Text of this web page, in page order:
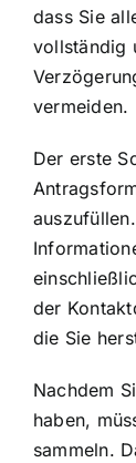
dass Sie
vollständig
vermeiden.
Der erste
der
die Sie
Nachdem
haben,
sammeln.